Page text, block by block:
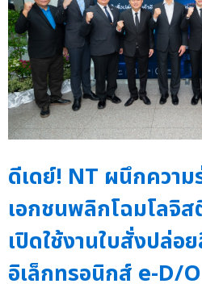
ดีเดย์! NT ผนึกควา
เอกชนพลิกโฉมโลจิส
เปิดใช้งานใบสั่งปล่อ
อิเล็กทรอนิกส์ e-D/